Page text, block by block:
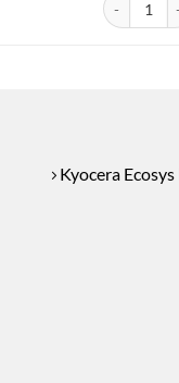
Kyocera